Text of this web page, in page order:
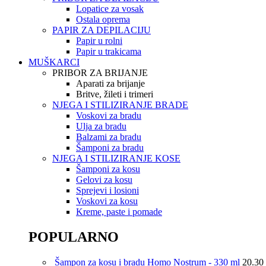
Lopatice za vosak
Ostala oprema
PAPIR ZA DEPILACIJU
Papir u rolni
Papir u trakicama
MUŠKARCI
PRIBOR ZA BRIJANJE
Aparati za brijanje
Britve, žileti i trimeri
NJEGA I STILIZIRANJE BRADE
Voskovi za bradu
Ulja za bradu
Balzami za bradu
Šamponi za bradu
NJEGA I STILIZIRANJE KOSE
Šamponi za kosu
Gelovi za kosu
Sprejevi i losioni
Voskovi za kosu
Kreme, paste i pomade
POPULARNO
Šampon za kosu i bradu Homo Nostrum - 330 ml 20.30